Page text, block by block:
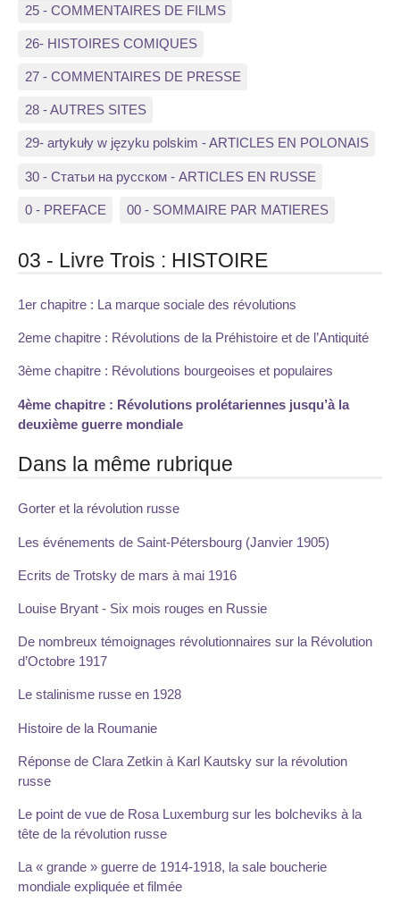
25 - COMMENTAIRES DE FILMS
26- HISTOIRES COMIQUES
27 - COMMENTAIRES DE PRESSE
28 - AUTRES SITES
29- artykuły w języku polskim - ARTICLES EN POLONAIS
30 - Статьи на русском - ARTICLES EN RUSSE
0 - PREFACE 00 - SOMMAIRE PAR MATIERES
03 - Livre Trois : HISTOIRE
1er chapitre : La marque sociale des révolutions
2eme chapitre : Révolutions de la Préhistoire et de l’Antiquité
3ème chapitre : Révolutions bourgeoises et populaires
4ème chapitre : Révolutions prolétariennes jusqu’à la
deuxième guerre mondiale
Dans la même rubrique
Gorter et la révolution russe
Les événements de Saint-Pétersbourg (Janvier 1905)
Ecrits de Trotsky de mars à mai 1916
Louise Bryant - Six mois rouges en Russie
De nombreux témoignages révolutionnaires sur la Révolution
d’Octobre 1917
Le stalinisme russe en 1928
Histoire de la Roumanie
Réponse de Clara Zetkin à Karl Kautsky sur la révolution
russe
Le point de vue de Rosa Luxemburg sur les bolcheviks à la
tête de la révolution russe
La « grande » guerre de 1914-1918, la sale boucherie
mondiale expliquée et filmée